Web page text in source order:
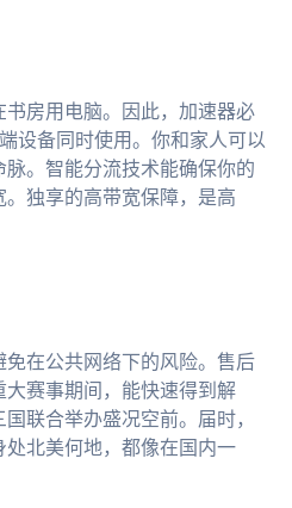
房用电脑。因此，加速器必
设备同时使用。你和家人可以
。智能分流技术能确保你的
独享的高带宽保障，是高
在公共网络下的风险。售后
赛事期间，能快速得到解
联合举办盛况空前。届时，
北美何地，都像在国内一